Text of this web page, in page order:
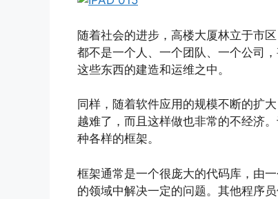
随着社会的进步，高楼大厦林立于市
都不是一个人、一个团队、一个公司
这些东西的建造和运维之中。
同样，随着软件应用的规模不断的扩
越难了，而且这样做也非常的不经济
种各样的框架。
框架通常是一个很庞大的代码库，由
的领域中解决一定的问题。其他程序